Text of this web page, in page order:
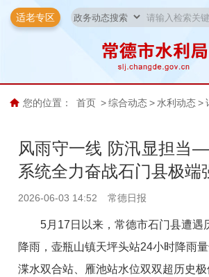
适老专区
您的位置： 首页 > 综合动态 > 水利动态 >
风雨守一线 防汛显担当
系统全力奋战石门县极端
2026-06-03 14:52 常德日报
5月17日以来，常德市石门县遭遇
降雨，壶瓶山镇天坪头站24小时降雨量
渫水双合站、雁池站水位双双超历史